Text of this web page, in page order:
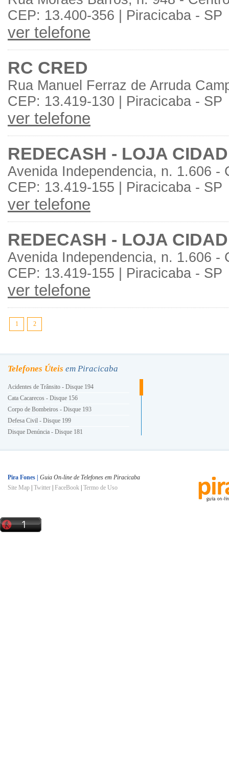
CEP: 13.400-356 | Piracicaba - SP
ver telefone
RC CRED
Rua Manuel Ferraz de Arruda
CEP: 13.419-130 | Piracicaba - SP
ver telefone
REDECASH - LOJA
Avenida Independencia, n. 1.606 -
CEP: 13.419-155 | Piracicaba - SP
ver telefone
REDECASH - LOJA
Avenida Independencia, n. 1.606 -
CEP: 13.419-155 | Piracicaba - SP
ver telefone
1 2
Telefones Úteis em Piracicaba
Acidentes de Trânsito - Disque 194
Cata Cacarecos - Disque 156
Corpo de Bombeiros - Disque 193
Defesa Civil - Disque 199
Disque Denúncia - Disque 181
INSS - Disque 0800 780191
Ligue Luz - Disque 0800 101010
Prefeitura e Você - Disque 156
Procon - Disque 151
Pira Fones | Guia On-line de Telefones em Piracicaba
Site Map Twitter FaceBook Termo de Uso